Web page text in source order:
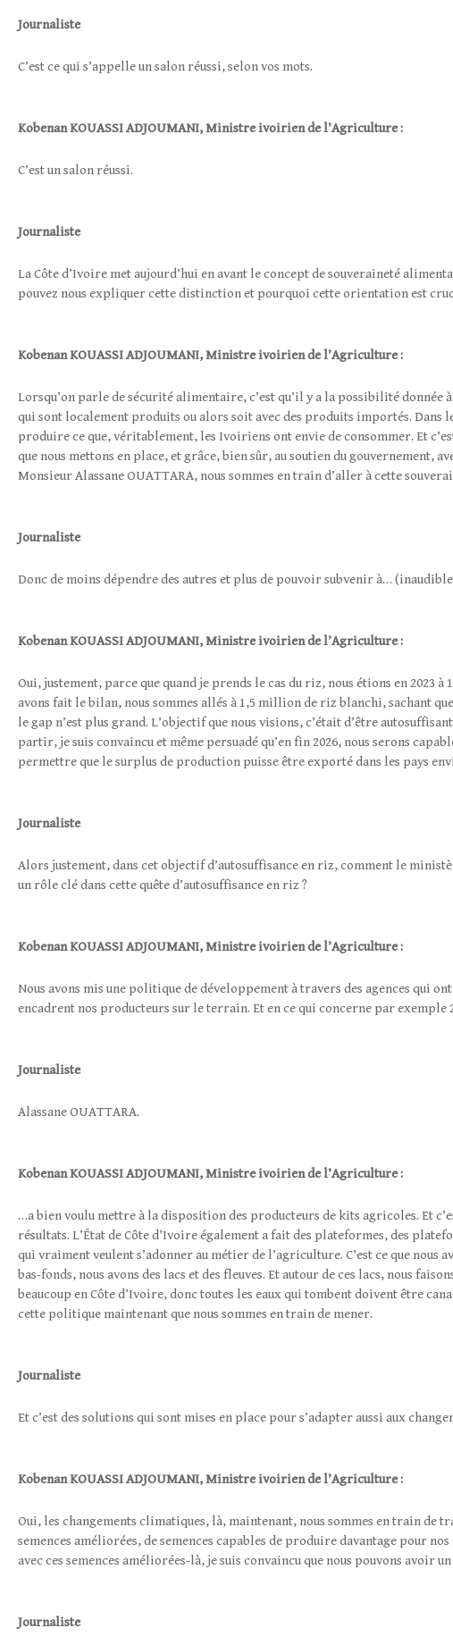
Journaliste
C’est ce qui s’appelle un salon réussi, selon vos mots.
KobenanKOUASSI ADJOUMANI,Ministre ivoirien de l’Agriculture:
C’est un salon réussi.
Journaliste
La Côte d’Ivoire met aujourd’hui en avant le concept de souveraineté
pouvez nous expliquer cette distinction et pourquoi cette orientation est
KobenanKOUASSI ADJOUMANI,Ministre ivoirien de l’Agriculture:
Lorsqu’on parle de sécurité alimentaire, c’est qu’il y a la possibilité
qui sont localement produits ou alors soit avec des produits importés. Dans
produire ce que, véritablement, les Ivoiriens ont envie de consommer. Et
que nous mettons en place, et grâce, bien sûr, au soutien du gouvernement,
Monsieur Alassane OUATTARA, nous sommes en train d’aller à cette
Journaliste
Donc de moins dépendre des autres et plus de pouvoir subvenir à…
KobenanKOUASSI ADJOUMANI,Ministre ivoirien de l’Agriculture:
Oui, justement, parce que quand je prends le cas du riz, nous étions en 2023
avons fait le bilan, nous sommes allés à 1,5 million de riz blanchi, sachant
le gap n’est plus grand. L’objectif que nous visions, c’était d’être
partir, je suis convaincu et même persuadé qu’en fin 2026, nous serons
permettre que le surplus de production puisse être exporté dans les pays
Journaliste
Alors justement, dans cet objectif d’autosuffisance en riz, comment le
un rôle clé dans cette quête d’autosuffisance en riz ?
KobenanKOUASSI ADJOUMANI,Ministre ivoirien de l’Agriculture:
Nous avons mis une politique de développement à travers des agences qui
encadrent nos producteurs sur le terrain. Et en ce qui concerne par
Journaliste
Alassane OUATTARA.
KobenanKOUASSI ADJOUMANI,Ministre ivoirien de l’Agriculture:
…a bien voulu mettre à la disposition des producteurs de kits agricoles. Et
résultats. L’État de Côte d’Ivoire également a fait des plateformes, des
qui vraiment veulent s’adonner au métier de l’agriculture. C’est ce que nous
bas-fonds, nous avons des lacs et des fleuves. Et autour de ces lacs, nous
beaucoup en Côte d’Ivoire, donc toutes les eaux qui tombent doivent être
cette politique maintenant que nous sommes en train de mener.
Journaliste
Et c’est des solutions qui sont mises en place pour s’adapter aussi aux
KobenanKOUASSI ADJOUMANI,Ministre ivoirien de l’Agriculture:
Oui, les changements climatiques, là, maintenant, nous sommes en train
semences améliorées, de semences capables de produire davantage pour
avec ces semences améliorées-là, je suis convaincu que nous pouvons avoir
Journaliste